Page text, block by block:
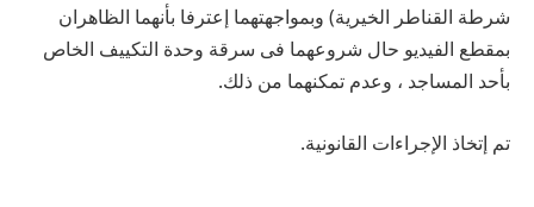
شرطة القناطر الخيرية) وبمواجهتهما إعترفا بأنهما الظاهران
بمقطع الفيديو حال شروعهما فى سرقة وحدة التكييف الخاص
بأحد المساجد ، وعدم تمكنهما من ذلك.
تم إتخاذ الإجراءات القانونية.